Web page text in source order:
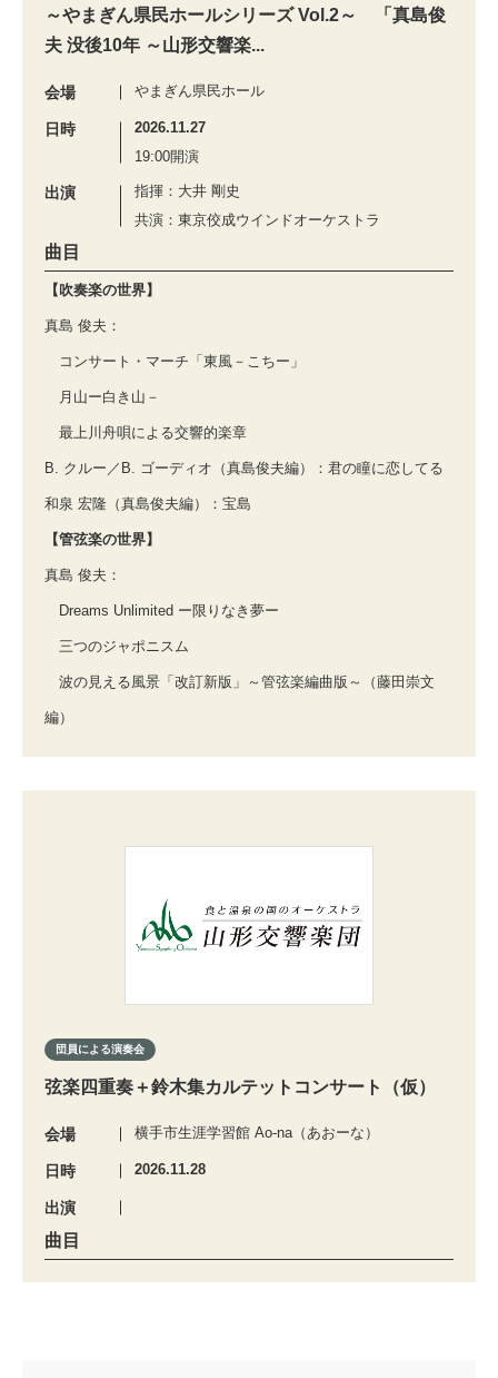
～やまぎん県民ホールシリーズ Vol.2～ 「真島俊
夫 没後10年 ～山形交響楽...
会場 やまぎん県民ホール
日時
2026.11.27
19:00開演
出演
指揮：大井 剛史
共演：東京佼成ウインドオーケストラ
曲目
【吹奏楽の世界】
真島 俊夫：
コンサート・マーチ「東風－こちー」
月山ー白き山－
最上川舟唄による交響的楽章
B. クルー／B. ゴーディオ（真島俊夫編）：君の瞳に恋してる
和泉 宏隆（真島俊夫編）：宝島
【管弦楽の世界】
真島 俊夫：
Dreams Unlimited ー限りなき夢ー
三つのジャポニスム
波の見える風景「改訂新版」～管弦楽編曲版～（藤田崇文
編）
団員による演奏会
弦楽四重奏＋鈴木集カルテットコンサート（仮）
会場 横手市生涯学習館 Ao-na（あおーな）
日時 2026.11.28
出演
曲目